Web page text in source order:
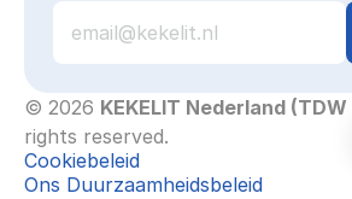
© 2026 KEKELIT Nederland
rights reserved.
Cookiebeleid
Ons Duurzaamheidsbeleid